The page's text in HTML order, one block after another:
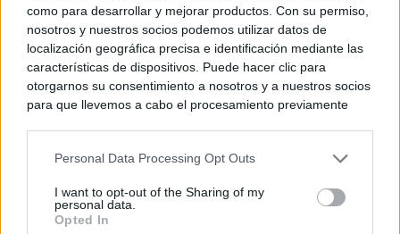
como para desarrollar y mejorar productos. Con su permiso,
nosotros y nuestros socios podemos utilizar datos de
localización geográfica precisa e identificación mediante las
características de dispositivos. Puede hacer clic para
otorgarnos su consentimiento a nosotros y a nuestros socios
para que llevemos a cabo el procesamiento previamente
negar su consentimiento. Tenga en cuenta que algún
de su consentimiento, pero usted tiene el derecho de
rechazar tal procesamiento. Sus preferencias se aplicarán
Personal Data Processing Opt Outs
I want to opt-out of the Sharing of my
personal data.
Opted In